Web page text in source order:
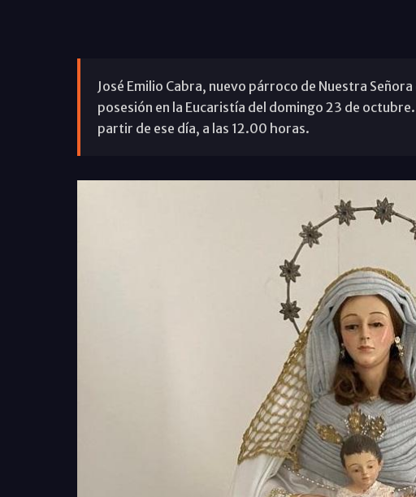
José Emilio Cabra, nuevo párroco de Nuestra
posesión en la Eucaristía del domingo 23 de
partir de ese día, a las 12.00 horas.